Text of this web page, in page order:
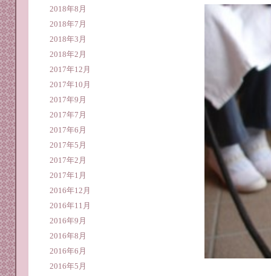
2018年8月
2018年7月
2018年3月
2018年2月
2017年12月
2017年10月
2017年9月
2017年7月
2017年6月
2017年5月
2017年2月
2017年1月
2016年12月
2016年11月
2016年9月
2016年8月
2016年6月
2016年5月